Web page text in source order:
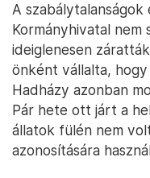
A szabálytalanságok
Kormányhivatal
ideiglenesen
önként vállalta,
Hadházy azonban
Pár hete ott járt a
állatok fülén nem
azonosítására